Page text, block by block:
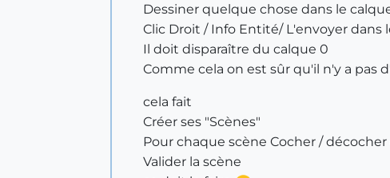
Dessiner quelque chose dans le
Clic Droit / Info Entité/ L'envoyer dans
Il doit disparaître du calque 0
Comme cela on est sûr qu'il n'y a
cela fait
Créer ses "Scènes"
Pour chaque scène Cocher /
Valider la scène